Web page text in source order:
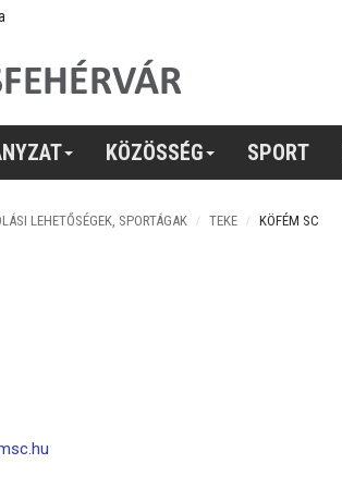
KÖZÖSSÉG SPORT
LEHETŐSÉGEK, SPORTÁGAK TEKE KÖFÉM SC